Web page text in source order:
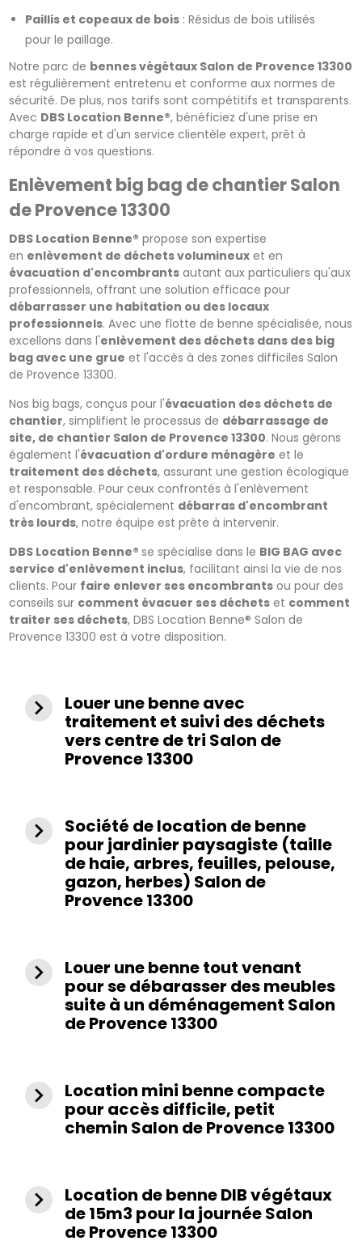
Paillis et copeaux de bois : Résidus de bois utilisés
pour le paillage.
Notre parc de bennes végétaux Salon de Provence 13300
est régulièrement entretenu et conforme aux normes de
sécurité. De plus, nos tarifs sont compétitifs et transparents.
Avec DBS Location Benne®, bénéficiez d'une prise en
charge rapide et d'un service clientèle expert, prêt à
répondre à vos questions.
Enlèvement big bag de chantier Salon
de Provence 13300
DBS Location Benne® propose son expertise
en enlèvement de déchets volumineux et en
évacuation d'encombrants autant aux particuliers qu'aux
professionnels, offrant une solution efficace pour
débarrasser une habitation ou des locaux
professionnels. Avec une flotte de benne spécialisée, nous
excellons dans l'enlèvement des déchets dans des big
bag avec une grue et l'accès à des zones difficiles Salon
de Provence 13300.
Nos big bags, conçus pour l'évacuation des déchets de
chantier, simplifient le processus de débarrassage de
site, de chantier Salon de Provence 13300. Nous gérons
également l'évacuation d'ordure ménagère et le
traitement des déchets, assurant une gestion écologique
et responsable. Pour ceux confrontés à l'enlèvement
d'encombrant, spécialement débarras d'encombrant
très lourds, notre équipe est prête à intervenir.
DBS Location Benne®se spécialise dans le BIG BAG avec
service d'enlèvement inclus, facilitant ainsi la vie de nos
clients. Pour faire enlever ses encombrants ou pour des
conseils sur comment évacuer ses déchets et comment
traiter ses déchets, DBS Location Benne® Salon de
Provence 13300 est à votre disposition.
navigate_next Louer une benne avec
traitement et suivi des déchets
vers centre de tri Salon de
Provence 13300
navigate_next Société de location de benne
pour jardinier paysagiste (taille
de haie, arbres, feuilles, pelouse,
gazon, herbes) Salon de
Provence 13300
navigate_next Louer une benne tout venant
pour se débarasser des meubles
suite à un déménagement Salon
de Provence 13300
navigate_next Location mini benne compacte
pour accès difficile, petit
chemin Salon de Provence 13300
navigate_next Location de benne DIB végétaux
de 15m3 pour la journée Salon
de Provence 13300